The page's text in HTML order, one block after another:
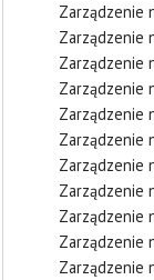
Zarządzenie
Zarządzenie
Zarządzenie
Zarządzenie
Zarządzenie
Zarządzenie
Zarządzenie
Zarządzenie
Zarządzenie
Zarządzenie
Zarządzenie